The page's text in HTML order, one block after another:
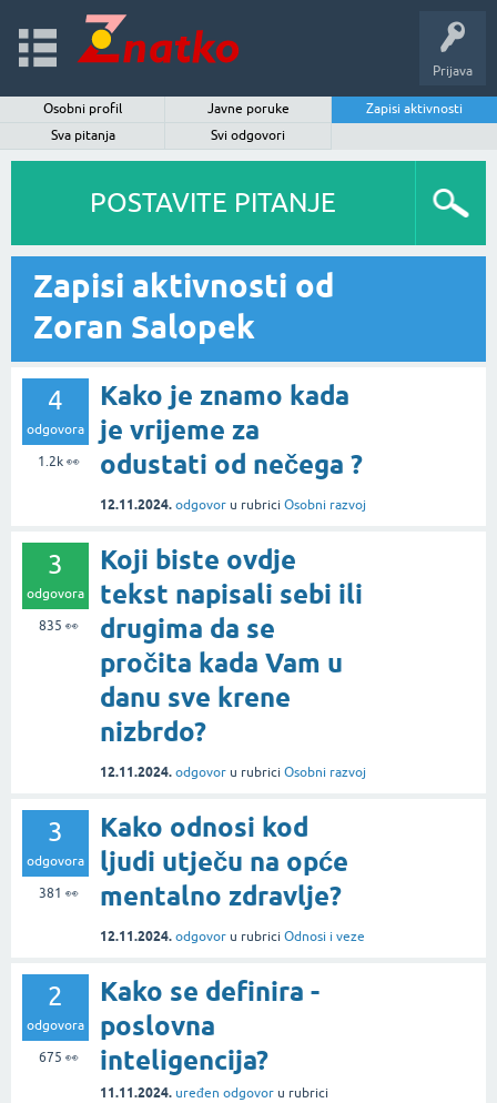
Prijava
Osobni profil Javne poruke
Zapisi aktivnosti
Sva pitanja
Svi odgovori
POSTAVITE PITANJE
Zapisi aktivnosti od
Zoran Salopek
4
odgovora
1.2k👀
Kako je znamo kada
je vrijeme za
odustati od nečega ?
12.11.2024. odgovor u rubrici Osobni razvoj
3
odgovora
835 👀
Koji biste ovdje
tekst napisali sebi ili
drugima da se
pročita kada Vam u
danu sve krene
nizbrdo?
12.11.2024. odgovor u rubrici Osobni razvoj
3
odgovora
381 👀
Kako odnosi kod
ljudi utječu na opće
mentalno zdravlje?
12.11.2024. odgovor u rubrici Odnosi i veze
2
odgovora
675 👀
Kako se definira -
poslovna
inteligencija?
11.11.2024. uređen odgovor u rubrici